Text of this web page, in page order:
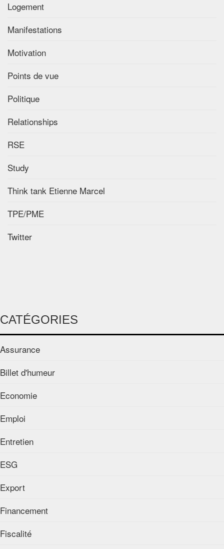
Logement
Manifestations
Motivation
Points de vue
Politique
Relationships
RSE
Study
Think tank Etienne Marcel
TPE/PME
Twitter
CATÉGORIES
Assurance
Billet d'humeur
Economie
Emploi
Entretien
ESG
Export
Financement
Fiscalité